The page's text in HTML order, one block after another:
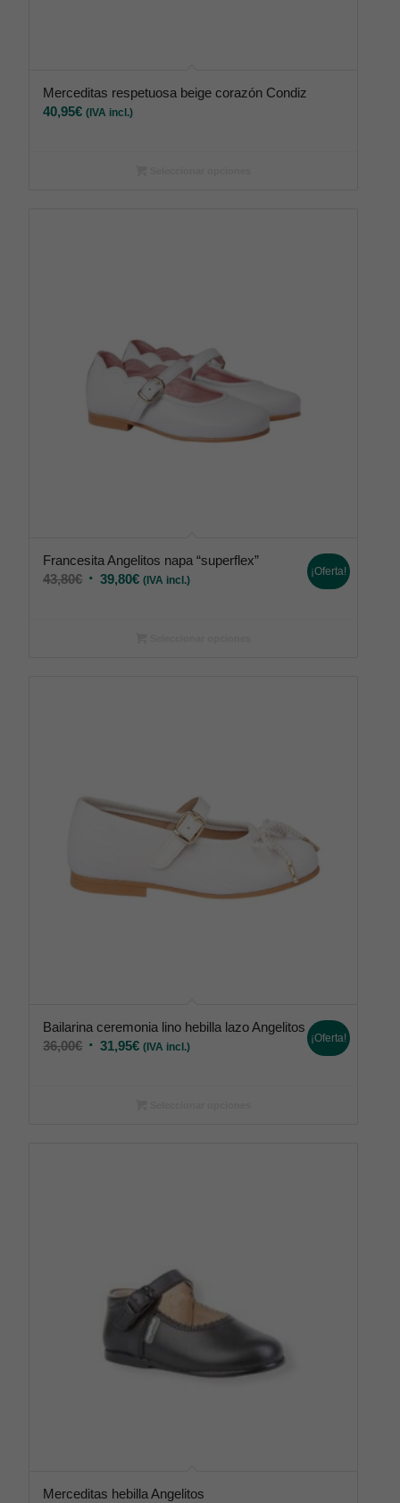
Merceditas respetuosa beige corazón Condiz
40,95€ (IVA incl.)
Francesita Angelitos napa “superflex”
43,80€ 39,80€ (IVA incl.)
¡Oferta!
Bailarina ceremonia lino hebilla lazo Angelitos
36,00€ 31,95€ (IVA incl.)
¡Oferta!
Merceditas hebilla Angelitos